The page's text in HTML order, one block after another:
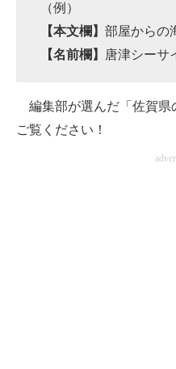
（例）
【本文欄】 部屋からの
【名前欄】
唐津シーサ
編集部が選んだ「佐賀県
ご覧ください！